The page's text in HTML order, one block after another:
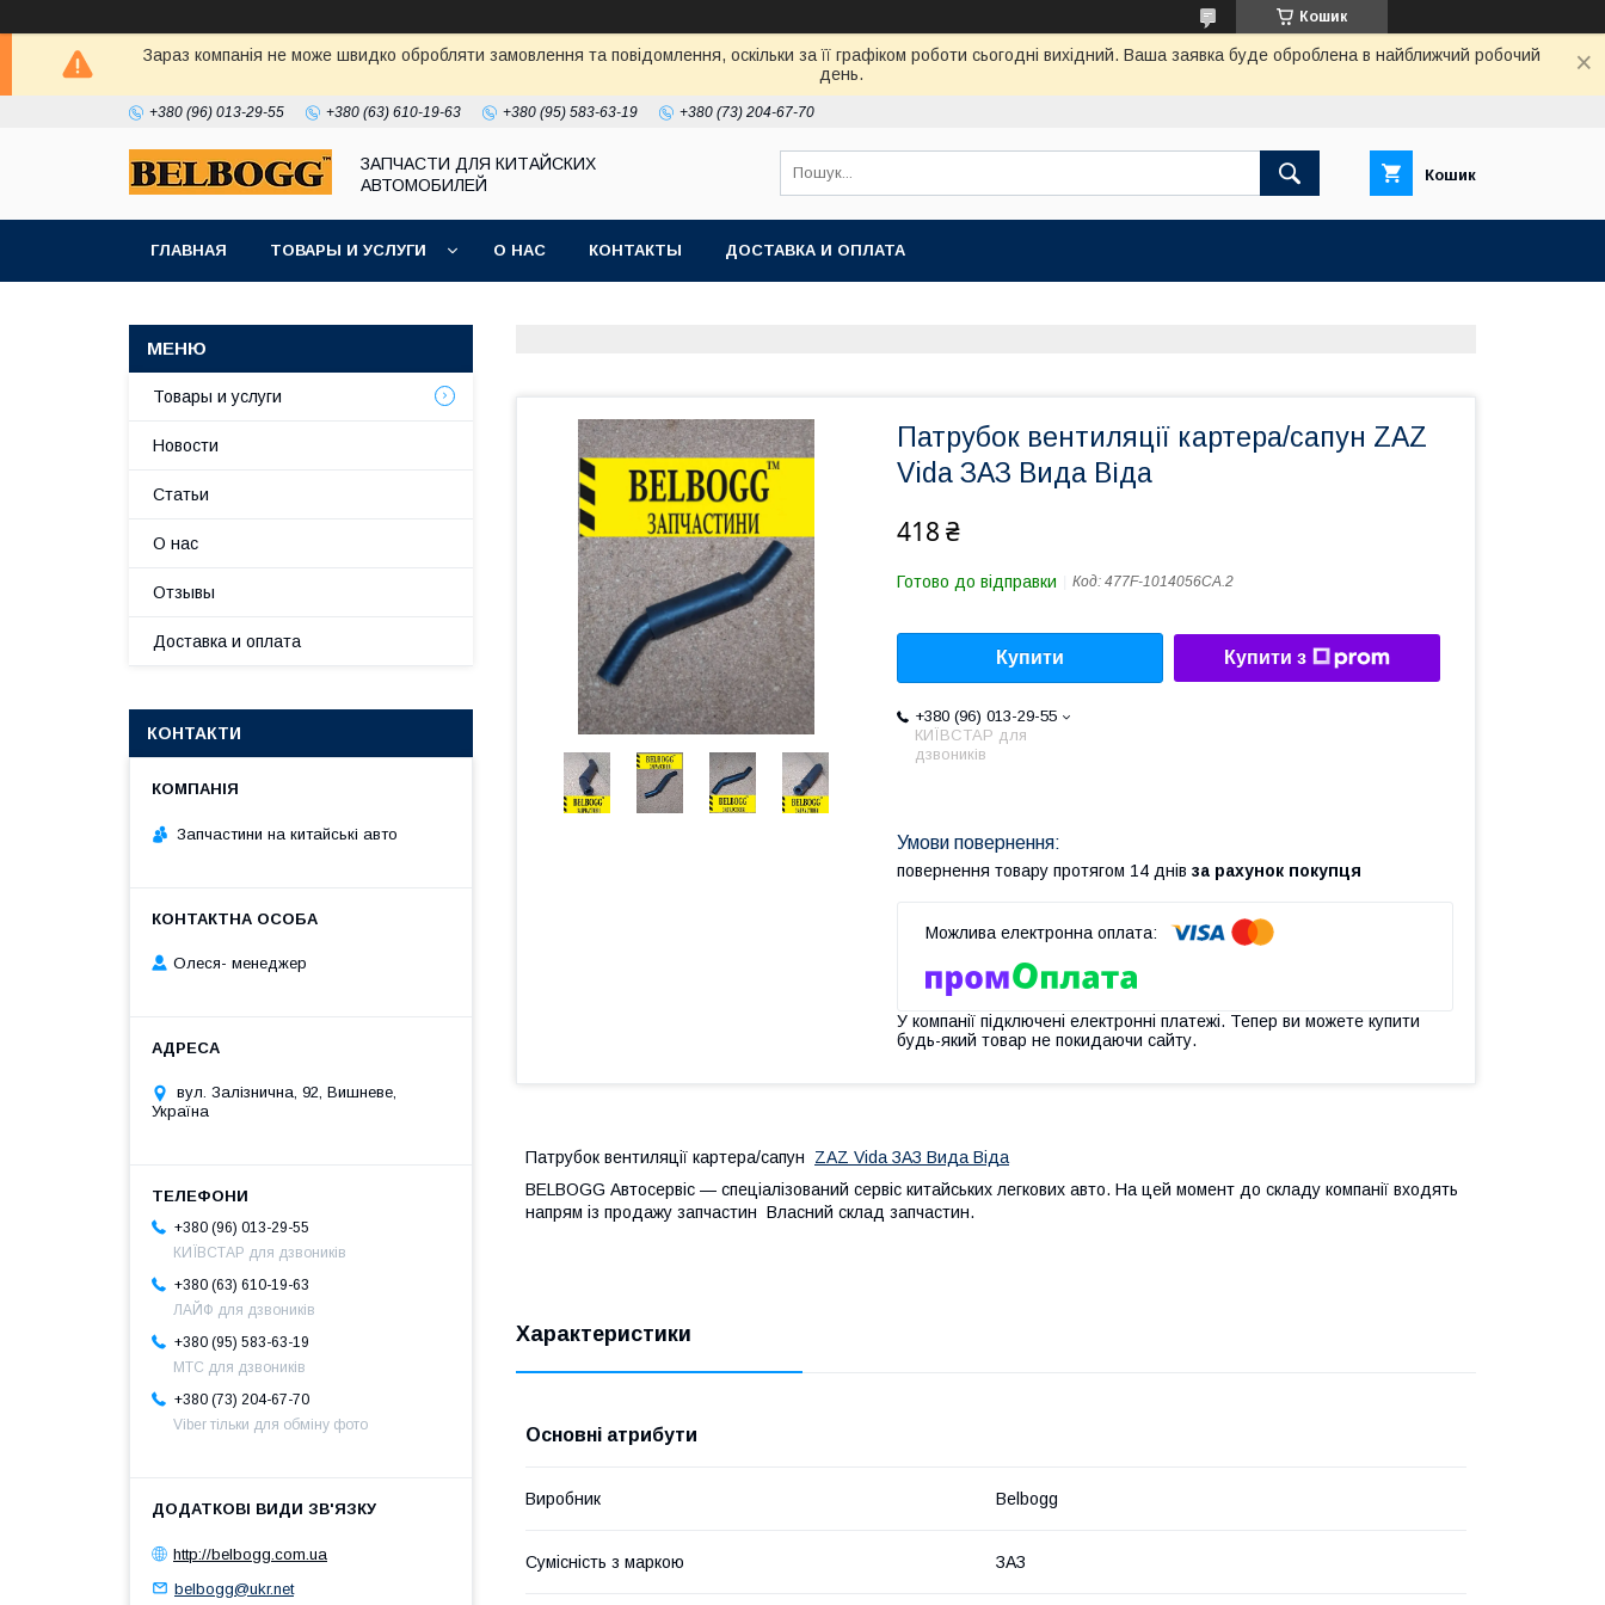
Кошик
Зараз компанія не може швидко обробляти замовлення та повідомлення, оскільки за її графіком роботи сьогодні вихідний. Ваша заявка буде оброблена в найближчий робочий
день.
+380 (96) 013-29-55 +380 (63) 610-19-63 +380 (95) 583-63-19 +380 (73) 204-67-70
ЗАПЧАСТИ ДЛЯ КИТАЙСКИХ
АВТОМОБИЛЕЙ
Кошик
ГЛАВНАЯ ТОВАРЫ И УСЛУГИ О НАС КОНТАКТЫ ДОСТАВКА И ОПЛАТА
Патрубок вентиляції картера/сапун ZAZ
Vida ЗАЗ Вида Віда
418 ₴
Готово до відправки Код: 477F-1014056CA.2
Купити Купити з
+380 (96) 013-29-55
КИЇВСТАР для
дзвоників
повернення товару протягом 14 днів за рахунок покупця
У компанії підключені електронні платежі. Тепер ви можете купити
будь-який товар не покидаючи сайту.
Патрубок вентиляції картера/сапун ZAZ Vida ЗАЗ Вида Віда
BELBOGG Автосервіс — спеціалізований сервіс китайських легкових авто. На цей момент до складу компанії входять
напрям із продажу запчастин Власний склад запчастин.
Характеристики
Основні атрибути
Виробник Belbogg
Сумісність з маркою ЗАЗ
Товары и услуги
Новости
Статьи
О нас
Отзывы
Доставка и оплата
КОНТАКТИ
Запчастини на китайські авто
Олеся- менеджер
вул. Залізнична, 92, Вишневе,
Україна
+380 (96) 013-29-55
КИЇВСТАР для дзвоників
+380 (63) 610-19-63
ЛАЙФ для дзвоників
+380 (95) 583-63-19
МТС для дзвоників
+380 (73) 204-67-70
Viber тільки для обміну фото
http://belbogg.com.ua
belbogg@ukr.net